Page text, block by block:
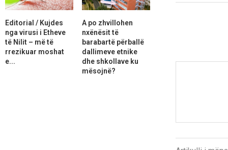
Editorial / Kujdes
nga virusi i Etheve
të Nilit – më të
rrezikuar moshat
e...
A po zhvillohen
nxënësit të
barabartë përballë
dallimeve etnike
dhe shkollave ku
mësojnë?